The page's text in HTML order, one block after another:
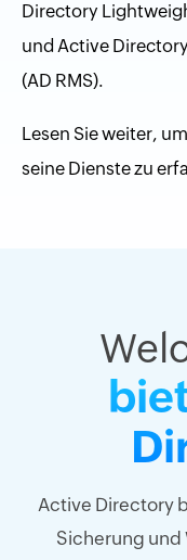
Directory
und Active
(AD RMS).
Lesen Sie weiter,
seine Dienste zu
Active Directory
Sicherung und